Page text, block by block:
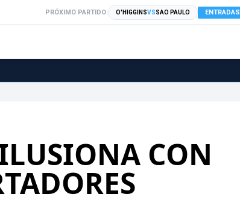
PRÓXIMO PARTIDO: O'HIGGINSVSSAO PAULO ENTRADAS
CON